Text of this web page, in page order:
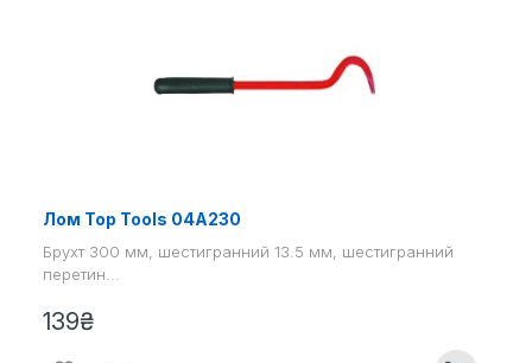
Лом Top Tools 04A230
Брухт 300 мм, шестигранний 13.5 мм, шестигранний
перетин...
139₴